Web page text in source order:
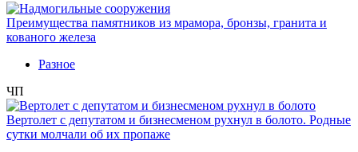
Преимущества памятников из мрамора, бронзы, гранита и
кованого железа
Разное
ЧП
Вертолет с депутатом и бизнесменом рухнул в болото. Родные
сутки молчали об их пропаже